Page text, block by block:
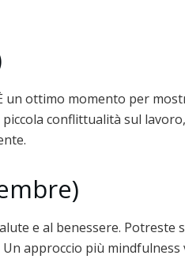
un ottimo momento per
conflittualità sul
e al benessere. Potreste
approccio più mindfulness